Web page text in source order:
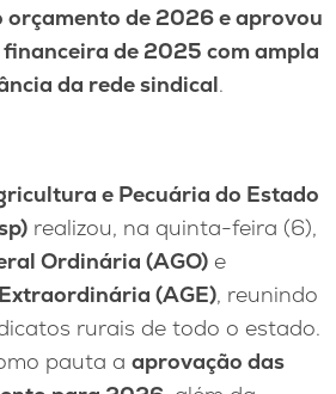
orçamento de 2026 e aprovou
de 2025 com ampla
da rede sindical.
e Pecuária do Estado
realizou, na quinta-feira (6),
Ordinária (AGO) e
(AGE), reunindo
rurais de todo o estado.
pauta a aprovação das